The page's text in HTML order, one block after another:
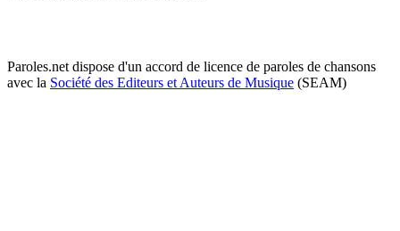
Paroles.net dispose d'un accord de licence de paroles de chansons
avec la Société des Editeurs et Auteurs de Musique (SEAM)